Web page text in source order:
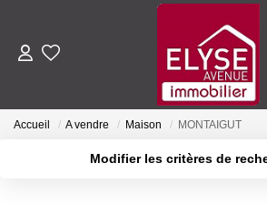
ACHETER
Accueil A vendre Maison MONTAIGUT
Modifier les critères de